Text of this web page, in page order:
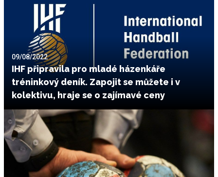
09/08/2022
IHF připravila pro mladé házenkáře
tréninkový deník. Zapojit se můžete i v
kolektivu, hraje se o zajímavé ceny